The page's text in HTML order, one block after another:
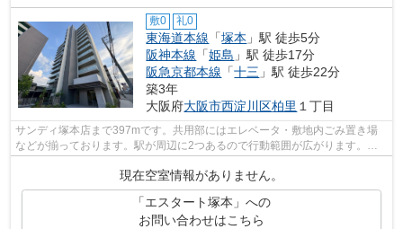
敷0 礼0
東海道本線 「塚本 」駅 徒歩5分
阪神本線 「姫島 」駅 徒歩17分
阪急京都本線 「十三 」駅 徒歩22分
築3年
大阪府大阪市西淀川区柏里 １丁目
サンディ塚本店まで397mです。共用部にはエレベータ・敷地内ごみ置き場
などが揃っております。駅が周辺に2つあるので行動範囲が広がります。こ
現在空室情報がありません。
「エスタート塚本」への
お問い合わせはこちら